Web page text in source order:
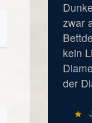
zwar
kein
der